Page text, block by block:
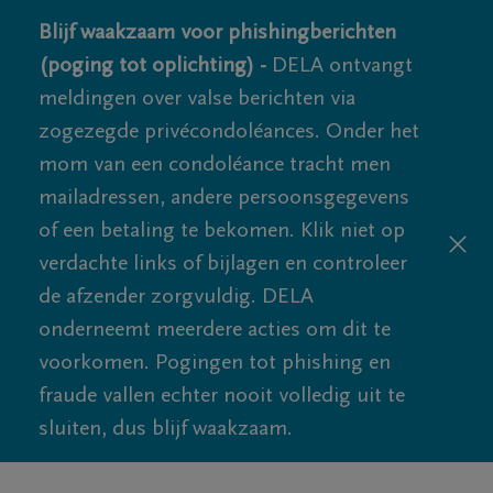
Blijf waakzaam voor phishingberichten
(poging tot oplichting) - DELA ontvangt
meldingen over valse berichten via
zogezegde privécondoléances. Onder het
mom van een condoléance tracht men
mailadressen, andere persoonsgegevens
of een betaling te bekomen. Klik niet op
verdachte links of bijlagen en controleer
de afzender zorgvuldig. DELA
onderneemt meerdere acties om dit te
voorkomen. Pogingen tot phishing en
fraude vallen echter nooit volledig uit te
sluiten, dus blijf waakzaam.